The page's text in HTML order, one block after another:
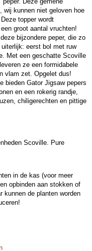
wij kunnen niet geloven hoe
topper wordt
groot aantal vruchten!
bijzondere peper, die zo
eerst bol met ruw
Met een geschatte Scoville
ze een formidabele
vlam zet. Opgelet dus!
bieden Gator Jigsaw pepers
en een rokerig randje,
chiligerechten en pittige
Scoville. Pure
in de kas (voor meer
opbinden aan stokken of
kunnen de planten worden